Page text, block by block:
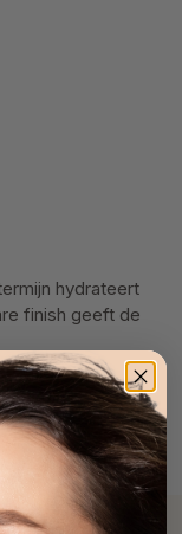
hydrateert
finish geeft de